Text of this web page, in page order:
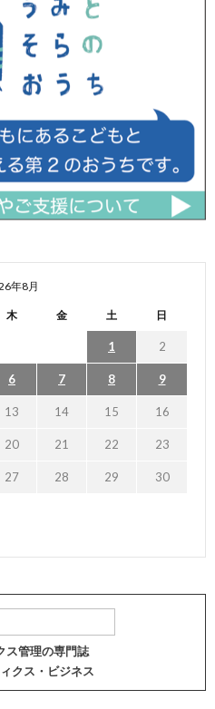
年8月
木 金 土 日
1 2
6 7 8 9
13 14 15 16
20 21 22 23
27 28 29 30
ス管理の専門誌
クス・ビジネス